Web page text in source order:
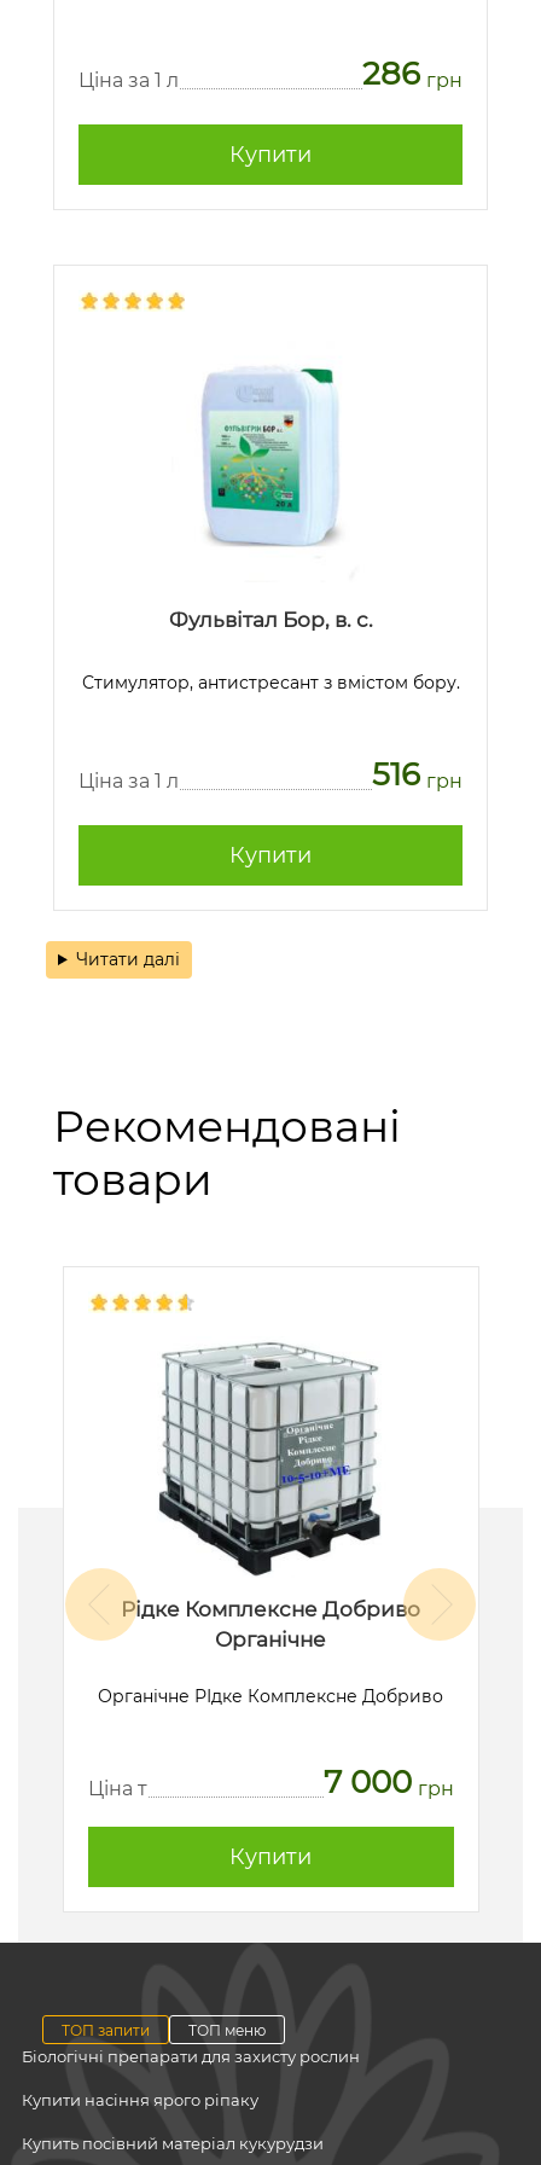
Ціна за 1 л 286 грн
Купити
Фульвітал Бор, в. с.
Стимулятор, антистресант з вмістом бору.
Ціна за 1 л 516 грн
Купити
Читати далі
Рекомендовані
товари
Рідке Комплексне Добриво
Органічне
Органічне РІдке Комплексне Добриво
Ціна т 7 000 грн
Купити
ТОП запити ТОП меню
Біологічні препарати для захисту рослин
Купити насіння ярого ріпаку
Купить посівний матеріал кукурудзи